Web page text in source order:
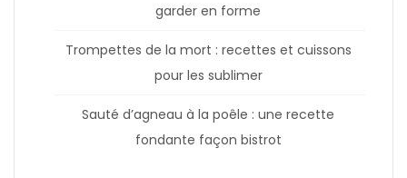
garder en forme
Trompettes de la mort : recettes et cuissons
pour les sublimer
Sauté d’agneau à la poêle : une recette
fondante façon bistrot